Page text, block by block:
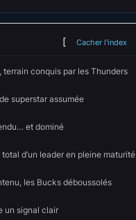
Cacher l'index
terrain conquis par les Thunders
superstar assumée
et dominé
d’un leader en pleine maturité
les Bucks déboussolés
un signal clair